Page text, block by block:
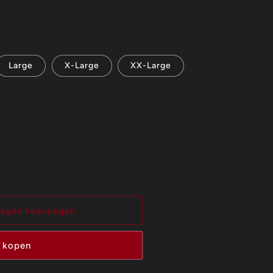
Large X-Large XX-Large
toevoegen
kopen